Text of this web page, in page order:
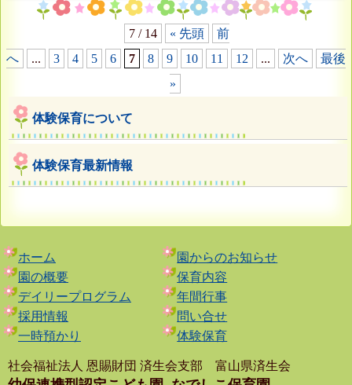
7 / 14 « 先頭
前
へ
... 3 4 5 6 7 8 9 10 11 12 ... 次へ
最後
»
体験保育について
体験保育最新情報
ホーム
園からのお知らせ
園の概要
保育内容
デイリープログラム
年間行事
採用情報
問い合せ
一時預かり
体験保育
社会福祉法人 恩賜財団 済生会支部 富山県済生会